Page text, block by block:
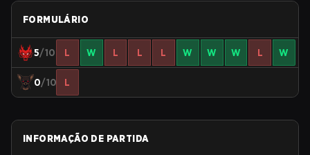
FORMULÁRIO
5/10 L W L L L W W W L W
0/10 L
INFORMAÇÃO DE PARTIDA